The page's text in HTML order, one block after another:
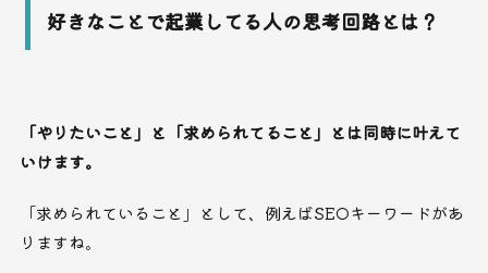
好きなことで起業してる人の思考回路とは？
「やりたいこと」と「求められてること」とは同時に叶えて
いけます。
「求められていること」として、例えばSEOキーワードがあ
りますね。